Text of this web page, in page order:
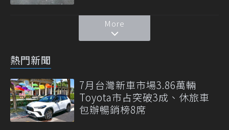
More
熱門新聞
7月台灣新車市場3.86萬輛
Toyota市占突破3成、休旅車
包辦暢銷榜8席